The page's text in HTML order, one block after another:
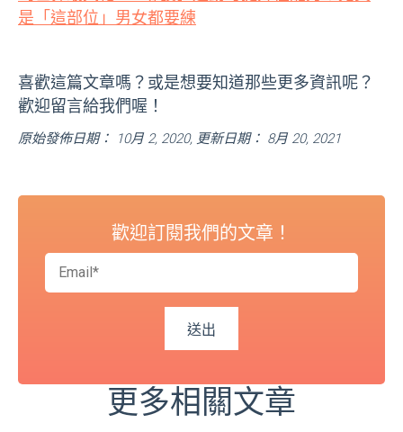
是「這部位」男女都要練
喜歡這篇文章嗎？或是想要知道那些更多資訊呢？
歡迎留言給我們喔！
原始發佈日期： 10月 2, 2020, 更新日期： 8月 20, 2021
歡迎訂閱我們的文章！
更多相關文章